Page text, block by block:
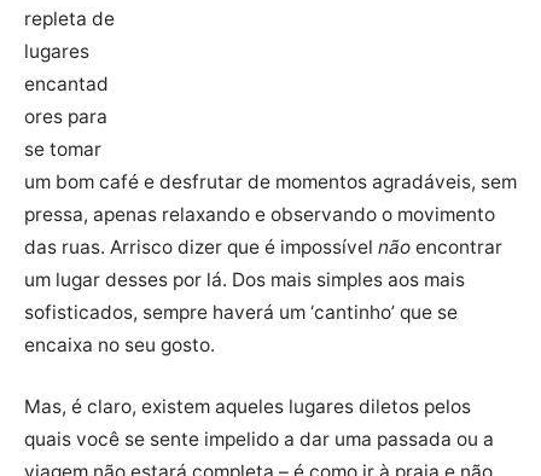
repleta de
lugares
encantad
ores para
se tomar
um bom café e desfrutar de momentos agradáveis, sem
pressa, apenas relaxando e observando o movimento
das ruas. Arrisco dizer que é impossível não encontrar
um lugar desses por lá. Dos mais simples aos mais
sofisticados, sempre haverá um ‘cantinho’ que se
encaixa no seu gosto.
Mas, é claro, existem aqueles lugares diletos pelos
quais você se sente impelido a dar uma passada ou a
viagem não estará completa – é como ir à praia e não